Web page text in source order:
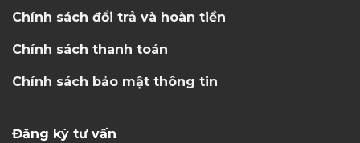
Chính sách đổi trả và hoàn tiền
Chính sách thanh toán
Chính sách bảo mật thông tin
Đăng ký tư vấn